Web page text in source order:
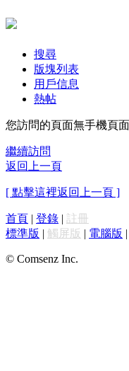
搜尋
版塊列表
用戶信息
熱帖
您訪問的頁面無手機頁
繼續訪問
返回上一頁
[ 點擊這裡返回上一頁 ]
首頁 | 登錄 | 註冊
標準版 | 觸屏版 | 電腦版 |
© Comsenz Inc.